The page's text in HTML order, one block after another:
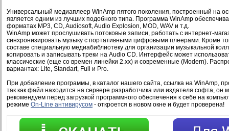
Универсальный медиаплеер WinAmp пятого поколения, построенный на
является одним из лучших подобного типа. Программа WinAmp
форматах MP3, CD, Audiosoft, Audio Explosion, MOD, WAV и т.д.
WinAmp может прослушивать потоковые записи, работать с интернет-
синхронизировать музыку с портативными цифровыми плеерами. Кроме
составе специальную медиабиблиотеку для организации музыкальной
копировать и записывать треки на Audio CD. Интерфейс может
классические (еще со времен линейки 2.хх) и современные (Modern).
вариантах: Lite, Standart, Full и Pro.
При добавление программы, в каталог нашего сайта, ссылка на WinAmp,
так как файл находится на сервере разработчика или издателя софта,
рекомендуем перед загрузкой программного обеспечения к себе на
режиме On-Line антивирусом - откроется в новом окне и будет проверена!